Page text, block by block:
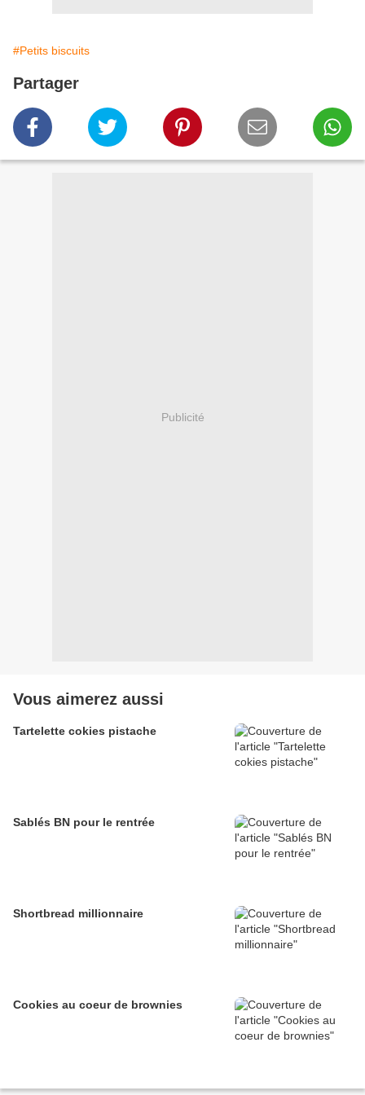
#Petits biscuits
Partager
Publicité
Vous aimerez aussi
Tartelette cokies pistache
Sablés BN pour le rentrée
Shortbread millionnaire
Cookies au coeur de brownies